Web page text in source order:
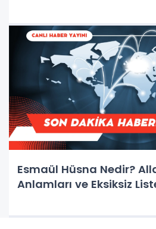
Esmaül Hüsna Nedir?
Anlamları ve Eksiksiz